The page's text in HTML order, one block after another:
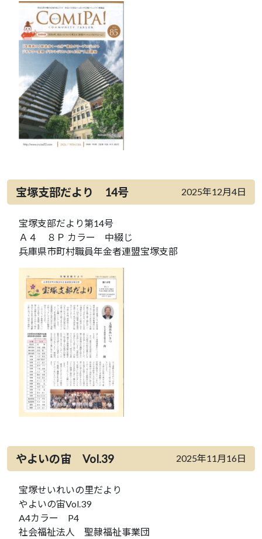
宝塚支部だより 14号 2025年12月4日
宝塚支部だより第14号
Ａ４ ８Ｐ カラー 中綴じ
兵庫県市町村職員年金者連盟宝塚支部
やよいの宙 Vol.39 2025年11月16日
宝塚せいれいの里だより
やよいの宙Vol.39
A4カラー P4
社会福祉法人 聖隷福祉事業団